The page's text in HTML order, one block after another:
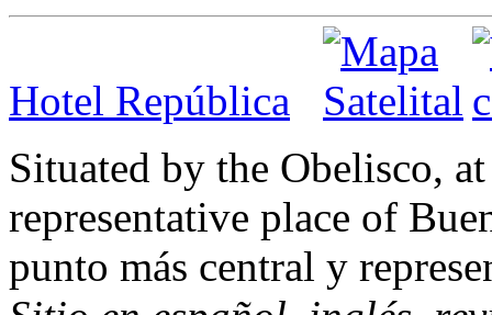
Hotel República
Situated by the Obelisco,
representative place of
punto más central y